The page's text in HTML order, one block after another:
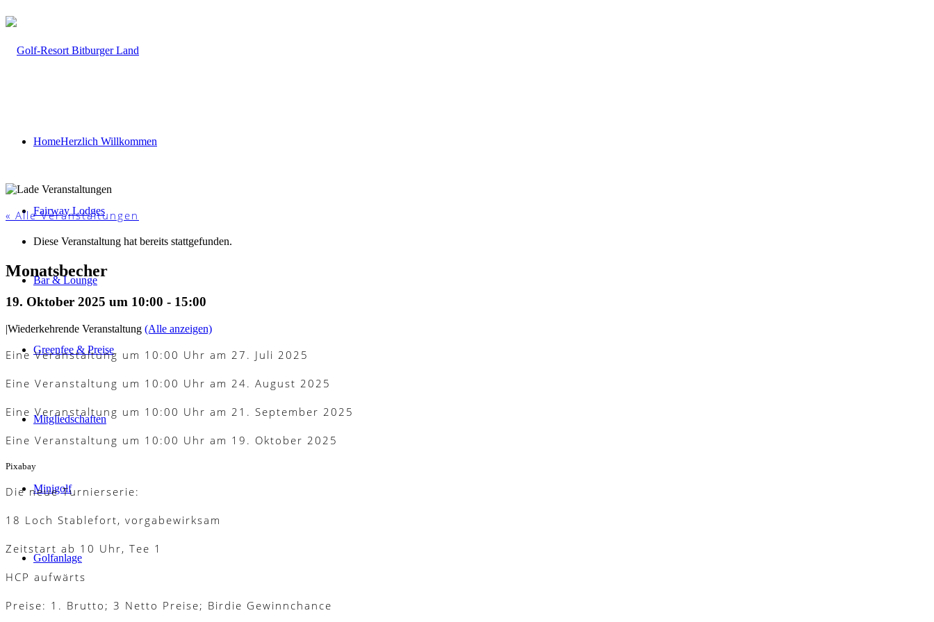
HomeHerzlich Willkommen
Fairway Lodges
Bar & Lounge
Greenfee & Preise
Mitgliedschaften
Minigolf
Golfanlage
« Alle Veranstaltungen
Diese Veranstaltung hat bereits stattgefunden.
Monatsbecher
19. Oktober 2025 um 10:00 - 15:00
|Wiederkehrende Veranstaltung (Alle anzeigen)
Eine Veranstaltung um 10:00 Uhr am 27. Juli 2025
Eine Veranstaltung um 10:00 Uhr am 24. August 2025
Eine Veranstaltung um 10:00 Uhr am 21. September 2025
Eine Veranstaltung um 10:00 Uhr am 19. Oktober 2025
Pixabay
Die neue Turnierserie:
18 Loch Stablefort, vorgabewirksam
Zeitstart ab 10 Uhr, Tee 1
HCP aufwärts
Preise: 1. Brutto; 3 Netto Preise; Birdie Gewinnchance